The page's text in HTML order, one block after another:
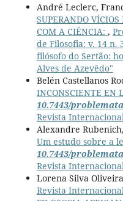
André Leclerc,
SUPERANDO
COM A CIÊNCIA: ,
de Filosofia: v. 14 n.
filósofo do Sertão:
Alves de Azevêdo"
Belén Castellanos
INCONSCIENTE EN
10.7443/
Revista
Alexandre Rubenich,
Um estudo sobre a
10.7443/
Revista
Lorena Silva
Revista